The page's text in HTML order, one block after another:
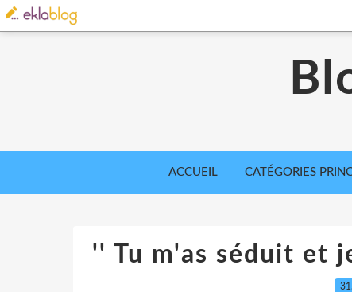
ACCUEIL CATÉGORIES
'' Tu m'as séduit et